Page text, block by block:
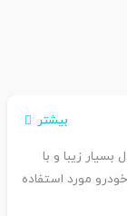
بیشتر
زیبا و با
مورد استفاده